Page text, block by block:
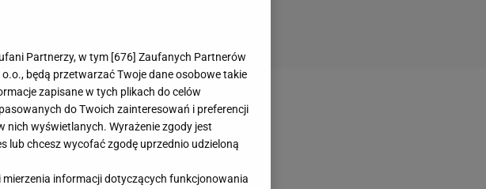
Partnerzy, w tym [676] Zaufanych Partnerów
będą przetwarzać Twoje dane osobowe takie
zapisane w tych plikach do celów
do Twoich zainteresowań i preferencji
nich wyświetlanych. Wyrażenie zgody jest
lub chcesz wycofać zgodę uprzednio udzieloną
informacji dotyczących funkcjonowania